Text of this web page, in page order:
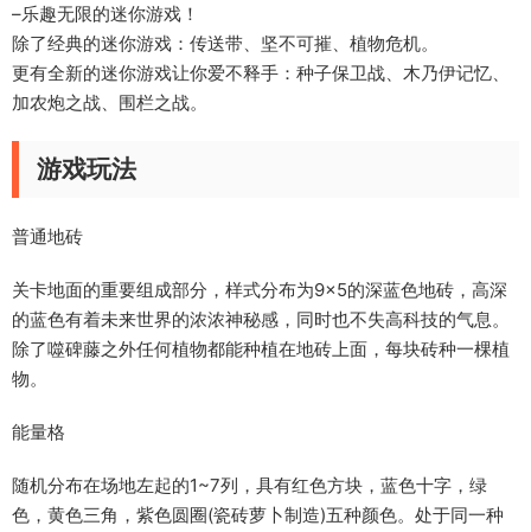
–乐趣无限的迷你游戏！
除了经典的迷你游戏：传送带、坚不可摧、植物危机。
更有全新的迷你游戏让你爱不释手：种子保卫战、木乃伊记忆、
加农炮之战、围栏之战。
游戏玩法
普通地砖
关卡地面的重要组成部分，样式分布为9×5的深蓝色地砖，高深
的蓝色有着未来世界的浓浓神秘感，同时也不失高科技的气息。
除了噬碑藤之外任何植物都能种植在地砖上面，每块砖种一棵植
物。
能量格
随机分布在场地左起的1~7列，具有红色方块，蓝色十字，绿
色，黄色三角，紫色圆圈(瓷砖萝卜制造)五种颜色。处于同一种